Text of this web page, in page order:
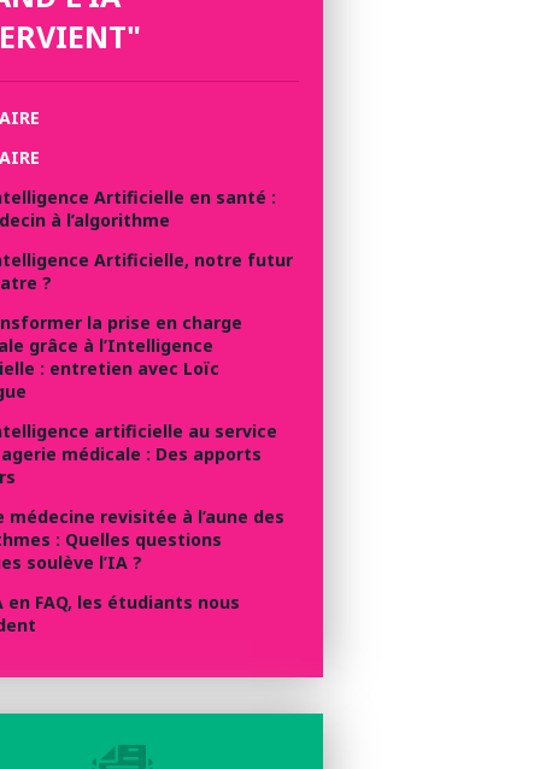
Artificielle en santé :
à l’algorithme
Artificielle, notre futur
?
la prise en charge
grâce à l’Intelligence
: entretien avec Loïc
artificielle au service
médicale : Des apports
médecine revisitée à l’aune des
: Quelles questions
soulève l’IA ?
en FAQ, les étudiants nous